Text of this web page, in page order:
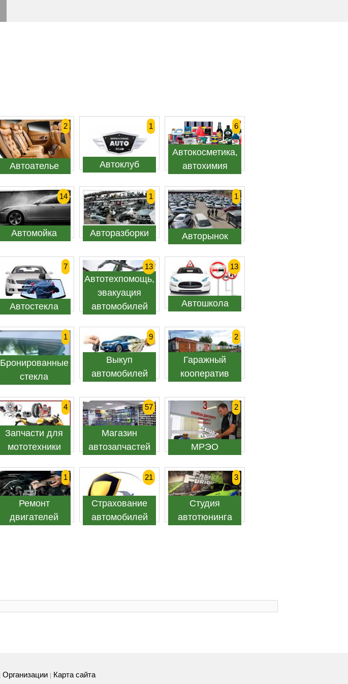
Автоателье
2
Автоклуб
1
Автокосметика,
автохимия
6
Автомойка
14
Авторазборки
1
Авторынок
1
Автостекла
7
Автотехпомощь,
эвакуация
автомобилей
13
Автошкола
13
Бронированные
стекла
1
Выкуп
автомобилей
9
Гаражный
кооператив
2
Запчасти для
мототехники
4
Магазин
автозапчастей
57
МРЭО
2
Ремонт
двигателей
1
Страхование
автомобилей
21
Студия
автотюнинга
3
Организации Карта сайта